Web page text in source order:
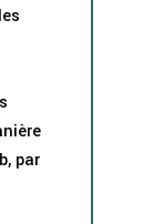
par